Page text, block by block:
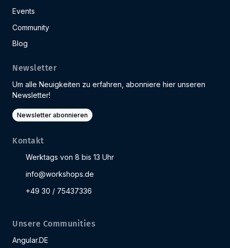
Events
Community
Blog
Newsletter
Um alle Neuigkeiten zu erfahren, abonniere hier unseren
Newsletter!
Newsletter abonnieren
Kontakt
Werktags von 8 bis 13 Uhr
info@workshops.de
+49 30 / 75437336
Unsere Communities
Angular.DE